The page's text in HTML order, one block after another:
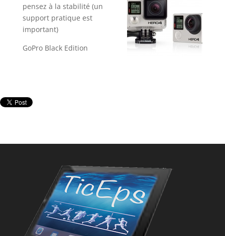
pensez à la stabilité (un
support pratique est
important)
GoPro Black Edition